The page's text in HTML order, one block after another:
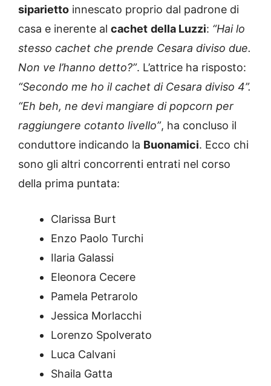
siparietto innescato proprio dal padrone di
casa e inerente al cachet della Luzzi: “Hai lo
stesso cachet che prende Cesara diviso due.
Non ve l’hanno detto?”. L’attrice ha risposto:
“Secondo me ho il cachet di Cesara diviso 4”.
“Eh beh, ne devi mangiare di popcorn per
raggiungere cotanto livello”, ha concluso il
conduttore indicando la Buonamici. Ecco chi
sono gli altri concorrenti entrati nel corso
della prima puntata:
Clarissa Burt
Enzo Paolo Turchi
Ilaria Galassi
Eleonora Cecere
Pamela Petrarolo
Jessica Morlacchi
Lorenzo Spolverato
Luca Calvani
Shaila Gatta